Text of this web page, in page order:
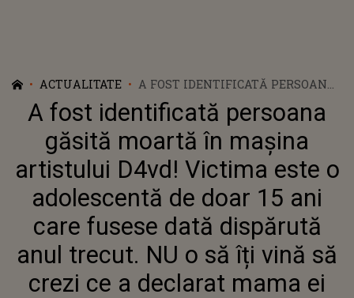
ACTUALITATE
A FOST IDENTIFICATĂ PERSOANA
GĂSITĂ MOARTĂ ÎN MAȘINA
ARTISTULUI D4VD! VICTIMA ESTE
O ADOLESCENTĂ DE DOAR 15 ANI
CARE FUSESE DATĂ DISPĂRUTĂ
ANUL TRECUT. NU O SĂ ÎȚI VINĂ
EI
A fost identificată persoana
găsită moartă în mașina
artistului D4vd! Victima este o
adolescentă de doar 15 ani
care fusese dată dispărută
anul trecut. NU o să îți vină să
crezi ce a declarat mama ei